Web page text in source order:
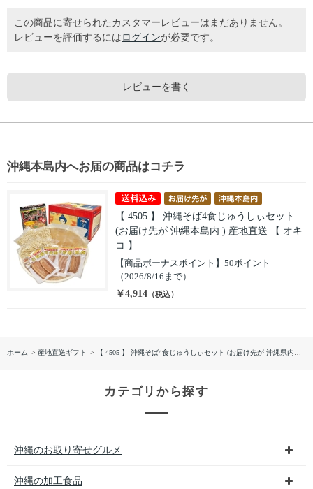
この商品に寄せられたカスタマーレビューはまだありません。
レビューを評価するには ログインが必要です。
レビューを書く
沖縄本島内へお届の商品はコチラ
【 4505 】 沖縄そば4食じゅうしぃセット
(お届け先が 沖縄本島内 ) 産地直送 【 オキ
コ 】
【商品ボーナスポイント】50ポイント
（2026/8/16まで）
￥4,914 （税込）
ホーム > 産地直送ギフト > 【 4505 】 沖縄そば4食じゅうしぃセット (お届け先が 沖縄県内離島・沖縄県外 ) 産地直送 【 オキコ 】
カテゴリから探す
沖縄のお取り寄せグルメ
沖縄の加工食品